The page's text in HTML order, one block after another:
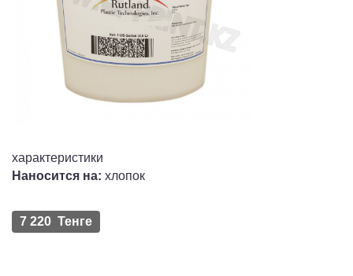
характеристики
Наносится на: xлопок
7 220 Тенге